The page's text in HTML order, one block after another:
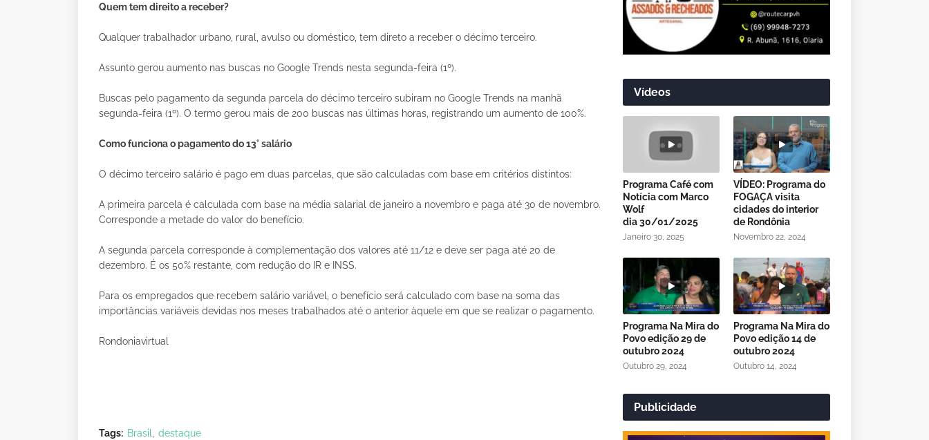
Quem tem direito a receber?
Qualquer trabalhador urbano, rural, avulso ou doméstico, tem direto a receber o décimo terceiro.
Assunto gerou aumento nas buscas no Google Trends nesta segunda-feira (1º).
Buscas pelo pagamento da segunda parcela do décimo terceiro subiram no Google Trends na manhã
segunda-feira (1º). O termo gerou mais de 200 buscas nas últimas horas, registrando um aumento de 100%.
Como funciona o pagamento do 13° salário
O décimo terceiro salário é pago em duas parcelas, que são calculadas com base em critérios distintos:
A primeira parcela é calculada com base na média salarial de janeiro a novembro e paga até 30 de novembro.
Corresponde a metade do valor do benefício.
A segunda parcela corresponde à complementação dos valores até 11/12 e deve ser paga até 20 de
dezembro. É os 50% restante, com redução do IR e INSS.
Para os empregados que recebem salário variável, o benefício será calculado com base na soma das
importâncias variáveis devidas nos meses trabalhados até o anterior àquele em que se realizar o pagamento.
Rondoniavirtual
Tags: Brasil destaque
Vídeos
Programa Café com
Notícia com Marco
Wolf
dia 30/01/2025
Janeiro 30, 2025
VÍDEO: Programa do
FOGAÇA visita
cidades do interior
de Rondônia
Novembro 22, 2024
Programa Na Mira do
Povo edição 29 de
outubro 2024
Outubro 29, 2024
Programa Na Mira do
Povo edição 14 de
outubro 2024
Outubro 14, 2024
Publicidade